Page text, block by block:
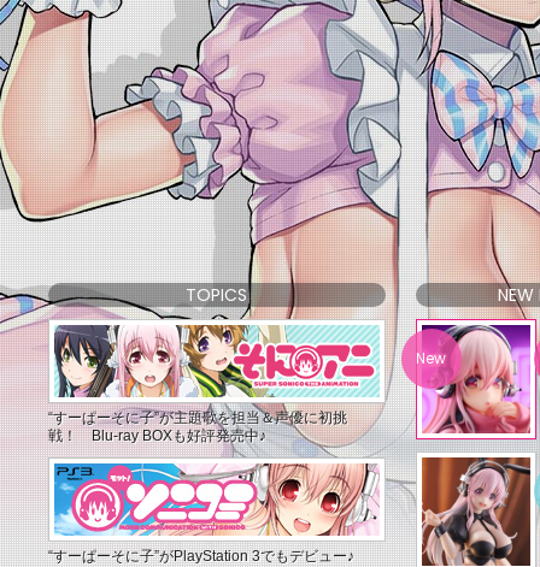
TOPICS
“すーぱーそに子”が主題歌を担当＆声優に初挑
戦！ Blu-ray BOXも好評発売中♪
“すーぱーそに子”がPlayStation 3でもデビュー♪
NEW